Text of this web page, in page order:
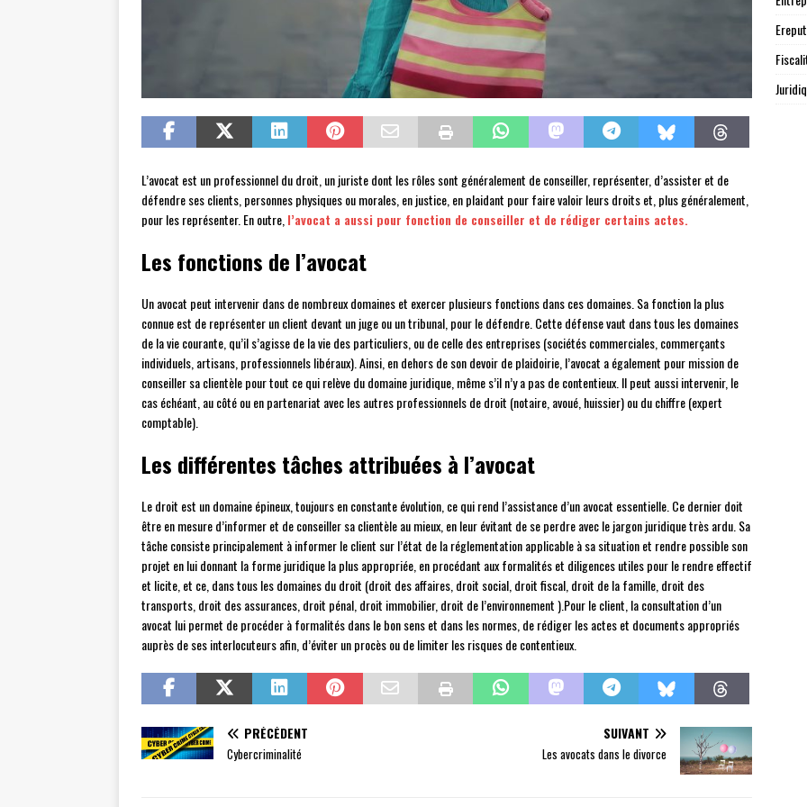
L’avocat est un professionnel du droit, un juriste dont les rôles sont généralement de conseiller, représenter, d’assister et de
défendre ses clients, personnes physiques ou morales, en justice, en plaidant pour faire valoir leurs droits et, plus généralement,
pour les représenter. En outre, l’avocat a aussi pour fonction de conseiller et de rédiger certains actes.
Les fonctions de l’avocat
Un avocat peut intervenir dans de nombreux domaines et exercer plusieurs fonctions dans ces domaines. Sa fonction la plus
connue est de représenter un client devant un juge ou un tribunal, pour le défendre. Cette défense vaut dans tous les domaines
de la vie courante, qu’il s’agisse de la vie des particuliers, ou de celle des entreprises (sociétés commerciales, commerçants
individuels, artisans, professionnels libéraux). Ainsi, en dehors de son devoir de plaidoirie, l’avocat a également pour mission de
conseiller sa clientèle pour tout ce qui relève du domaine juridique, même s’il n’y a pas de contentieux. Il peut aussi intervenir, le
cas échéant, au côté ou en partenariat avec les autres professionnels de droit (notaire, avoué, huissier) ou du chiffre (expert
comptable).
Les différentes tâches attribuées à l’avocat
Le droit est un domaine épineux, toujours en constante évolution, ce qui rend l’assistance d’un avocat essentielle. Ce dernier doit
être en mesure d’informer et de conseiller sa clientèle au mieux, en leur évitant de se perdre avec le jargon juridique très ardu. Sa
tâche consiste principalement à informer le client sur l’état de la réglementation applicable à sa situation et rendre possible son
projet en lui donnant la forme juridique la plus appropriée, en procédant aux formalités et diligences utiles pour le rendre effectif
et licite, et ce, dans tous les domaines du droit (droit des affaires, droit social, droit fiscal, droit de la famille, droit des
transports, droit des assurances, droit pénal, droit immobilier, droit de l’environnement ).Pour le client, la consultation d’un
avocat lui permet de procéder à formalités dans le bon sens et dans les normes, de rédiger les actes et documents appropriés
auprès de ses interlocuteurs afin, d’éviter un procès ou de limiter les risques de contentieux.
PRÉCÉDENT
Cybercriminalité
SUIVANT
Les avocats dans le divorce